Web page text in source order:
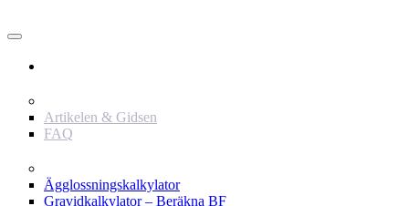
Artikelen & Gidsen
FAQ
Ägglossningskalkylator
Gravidkalkylator – Beräkna BF